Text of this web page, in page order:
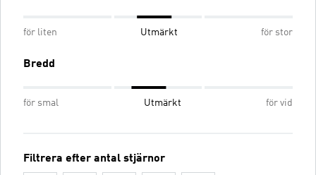
för liten Utmärkt för stor
Bredd
för smal Utmärkt för vid
Filtrera efter antal stjärnor